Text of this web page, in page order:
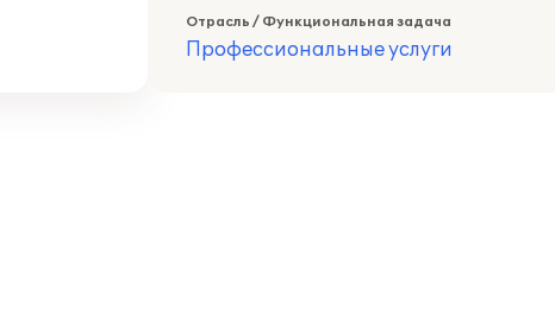
Отрасль / Функциональная задача
Профессиональные услуги